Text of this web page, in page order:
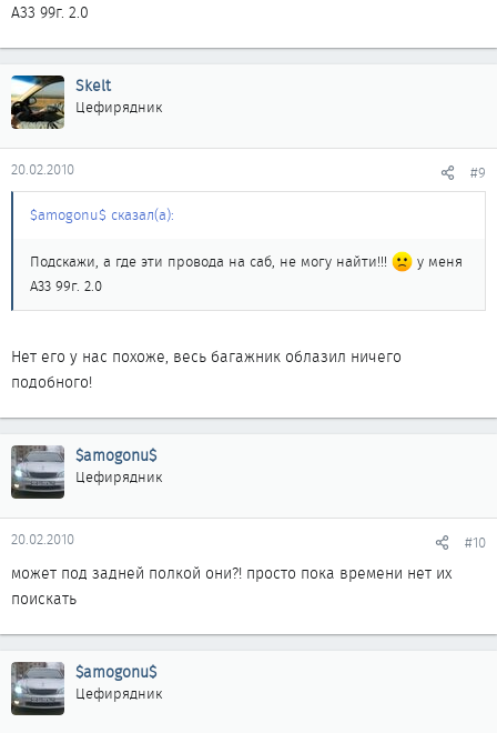
А33 99г. 2.0
Skelt
Цефирядник
20.02.2010 #9
$amogonu$ сказал(а):
Подскажи, а где эти провода на саб, не могу найти!!!
у меня
А33 99г. 2.0
Нет его у нас похоже, весь багажник облазил ничего
подобного!
$amogonu$
Цефирядник
20.02.2010 #10
может под задней полкой они?! просто пока времени нет их
поискать
$amogonu$
Цефирядник